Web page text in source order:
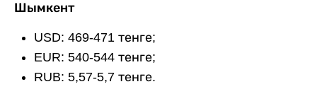
Шымкент
USD: 469-471 тенге;
EUR: 540-544 тенге;
RUB: 5,57-5,7 тенге.